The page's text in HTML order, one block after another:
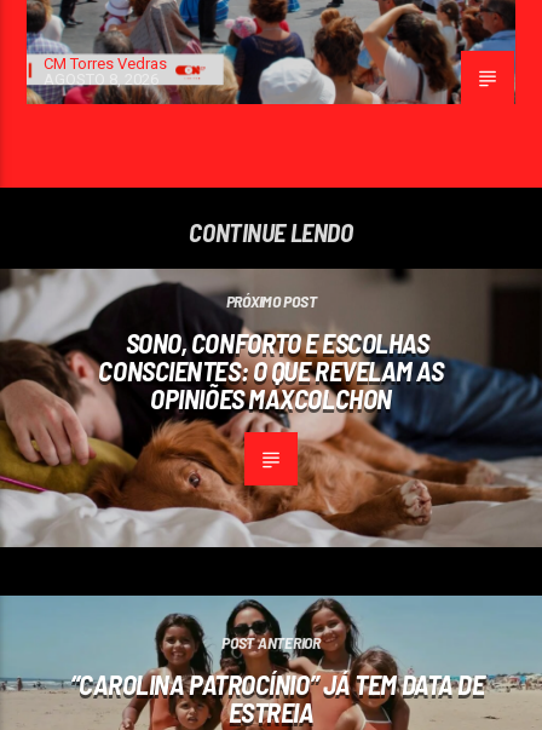
CM Torres Vedras
CONTINUE LENDO
PRÓXIMO POST
SONO, CONFORTO E ESCOLHAS
CONSCIENTES: O QUE REVELAM AS
OPINIÕES MAXCOLCHON
POST ANTERIOR
“CAROLINA PATROCÍNIO” JÁ TEM DATA DE
ESTREIA